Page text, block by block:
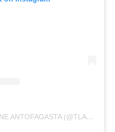
A POST SHARED BY TIMELINE ANTOFAGASTA (@TLANTOFAGASTA)